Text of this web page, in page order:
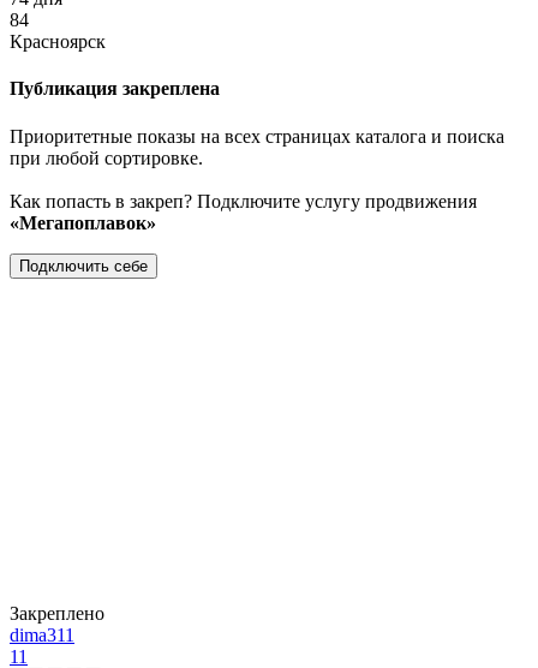
84
Красноярск
Публикация закреплена
Приоритетные показы на всех страницах каталога и поиска
при любой сортировке.
Как попасть в закреп? Подключите услугу продвижения
«Мегапоплавок»
Подключить себе
Закреплено
dima311
11